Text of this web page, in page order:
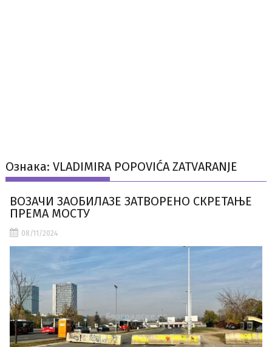
Ознака:VLADIMIRA POPOVIĆA ZATVARANJE
ВОЗАЧИ ЗАОБИЛАЗЕ ЗАТВОРЕНО СКРЕТАЊЕ
ПРЕМА МОСТУ
08/11/2024